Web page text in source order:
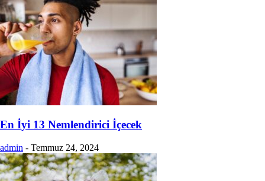
En İyi 13 Nemlendirici İçecek
admin - Temmuz 24, 2024